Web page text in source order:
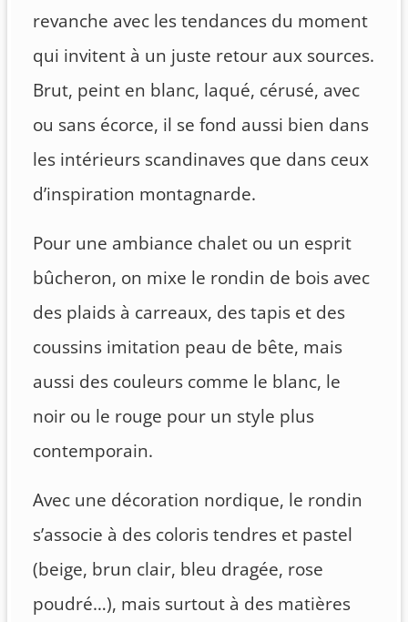
revanche avec les tendances du moment
qui invitent à un juste retour aux sources.
Brut, peint en blanc, laqué, cérusé, avec
ou sans écorce, il se fond aussi bien dans
les intérieurs scandinaves que dans ceux
d’inspiration montagnarde.
Pour une ambiance chalet ou un esprit
bûcheron, on mixe le rondin de bois avec
des plaids à carreaux, des tapis et des
coussins imitation peau de bête, mais
aussi des couleurs comme le blanc, le
noir ou le rouge pour un style plus
contemporain.
Avec une décoration nordique, le rondin
s’associe à des coloris tendres et pastel
(beige, brun clair, bleu dragée, rose
poudré…), mais surtout à des matières